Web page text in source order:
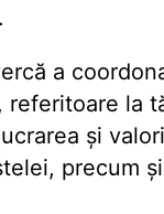
a
la
și
precum